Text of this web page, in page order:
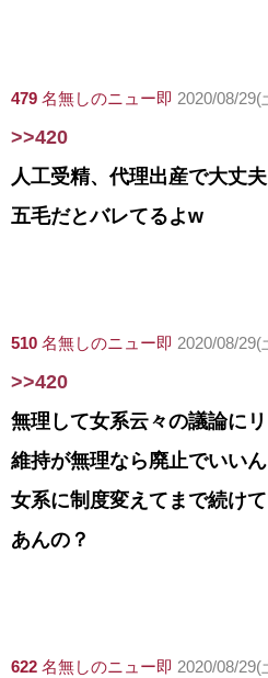
479 名無しのニュー即 2020/08/
>>420
人工受精、代理出産で大丈夫
五毛だとバレてるよw
510 名無しのニュー即 2020/08/
>>420
無理して女系云々の議論に
維持が無理なら廃止でいい
女系に制度変えてまで続け
あんの？
622 名無しのニュー即 2020/08/29(